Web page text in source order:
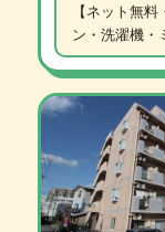
【ネット無
ン・洗濯機・